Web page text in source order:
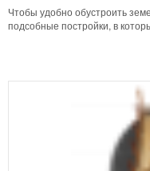
Чтобы удобно обустроить
подсобные постройки, в